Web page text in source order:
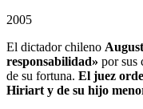
2005
El dictador chileno
responsabilidad» por sus
de su fortuna. El juez
Hiriart y de su hijo